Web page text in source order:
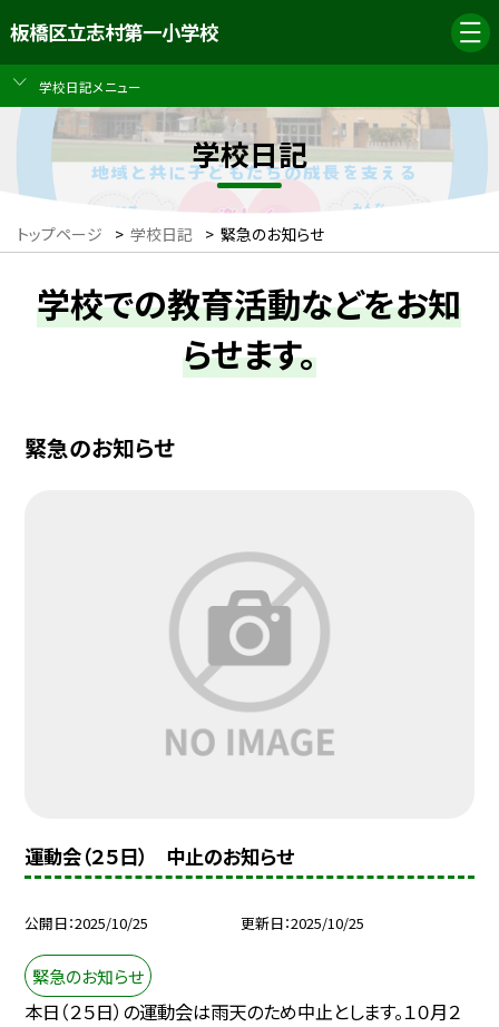
板橋区立志村第一小学校
学校日記メニュー
学校日記
トップページ > 学校日記 > 緊急のお知らせ
学校での教育活動などをお知
らせます。
緊急のお知らせ
運動会（２５日） 中止のお知らせ
公開日 2025/10/25 更新日 2025/10/25
緊急のお知らせ
本日（２５日）の運動会は雨天のため中止とします。１０月２